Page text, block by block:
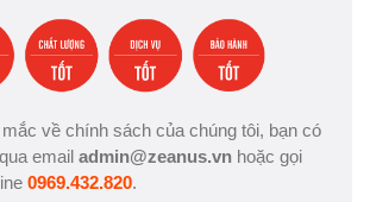
về chính sách của chúng tôi, bạn có
email admin@zeanus.vn hoặc gọi
0969.432.820.